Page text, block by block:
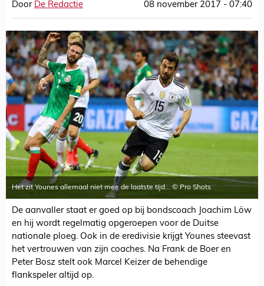
Door De Redactie 08 november 2017 - 07:40
Het zit Younes allemaal niet mee de laatste tijd... © Pro Shots
De aanvaller staat er goed op bij bondscoach Joachim Löw
en hij wordt regelmatig opgeroepen voor de Duitse
nationale ploeg. Ook in de eredivisie krijgt Younes steevast
het vertrouwen van zijn coaches. Na Frank de Boer en
Peter Bosz stelt ook Marcel Keizer de behendige
flankspeler altijd op.